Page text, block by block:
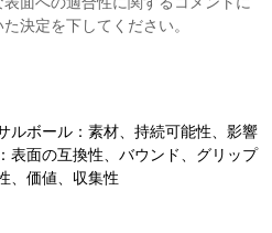
決定を下してください。
ルボール：素材、持続可能性、影響
表面の互換性、バウンド、グリップ
、価値、収集性